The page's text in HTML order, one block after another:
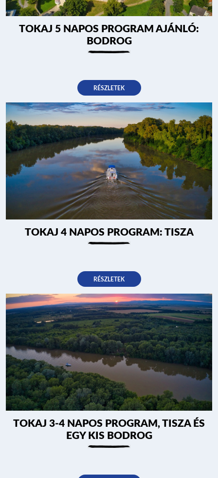
TOKAJ 5 NAPOS PROGRAM AJÁNLÓ:
BODROG
RÉSZLETEK
TOKAJ 4 NAPOS PROGRAM: TISZA
RÉSZLETEK
TOKAJ 3-4 NAPOS PROGRAM, TISZA ÉS
EGY KIS BODROG